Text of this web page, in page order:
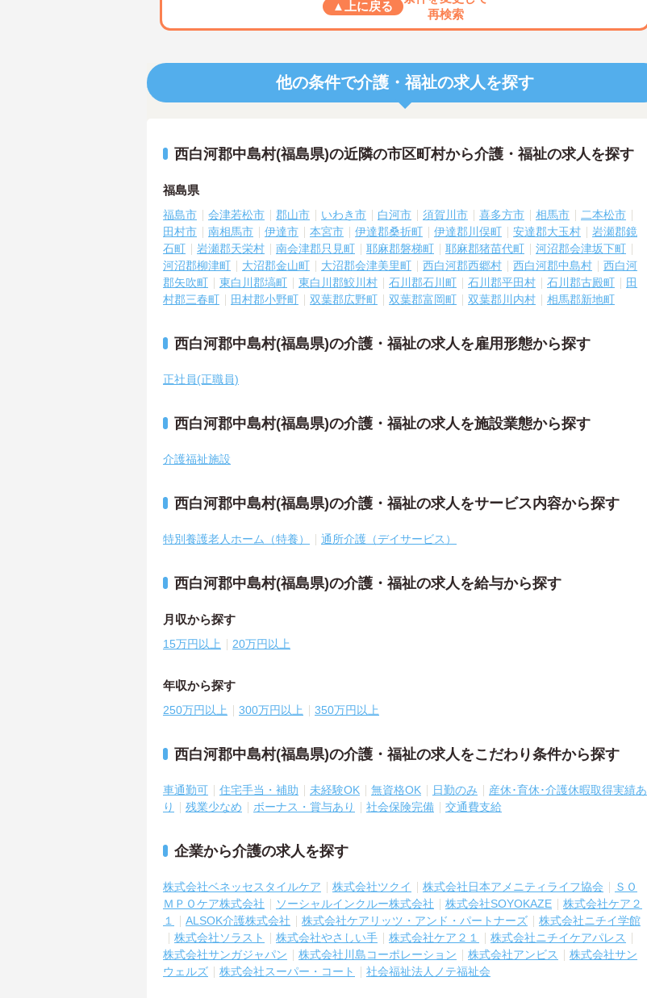
▲上に戻る
再検索
他の条件で介護・福祉の求人を探す
西白河郡中島村(福島県)の近隣の市区町村から介護・福祉の求人を探す
福島県
福島市 会津若松市 郡山市 いわき市 白河市 須賀川市 喜多方市 相馬市
二本松市
田村市
南相馬市 伊達市 本宮市 伊達郡桑折町 伊達郡川俣町 安達郡大玉村
岩瀬郡鏡
石町
岩瀬郡天栄村 南会津郡只見町 耶麻郡磐梯町 耶麻郡猪苗代町
河沼郡会津坂下町
河沼郡柳津町
大沼郡金山町 大沼郡会津美里町 西白河郡西郷村 西白河郡中島村
西白河
郡矢吹町
東白川郡塙町 東白川郡鮫川村 石川郡石川町 石川郡平田村 石川郡古殿町
田
村郡三春町
田村郡小野町 双葉郡広野町 双葉郡富岡町 双葉郡川内村 相馬郡新地町
西白河郡中島村(福島県)の介護・福祉の求人を雇用形態から探す
正社員(正職員)
西白河郡中島村(福島県)の介護・福祉の求人を施設業態から探す
介護福祉施設
西白河郡中島村(福島県)の介護・福祉の求人をサービス内容から探す
特別養護老人ホーム（特養） 通所介護（デイサービス）
西白河郡中島村(福島県)の介護・福祉の求人を給与から探す
月収から探す
15万円以上 20万円以上
年収から探す
250万円以上 300万円以上 350万円以上
西白河郡中島村(福島県)の介護・福祉の求人をこだわり条件から探す
車通勤可 住宅手当・補助 未経験OK 無資格OK 日勤のみ
産休･育休･介護休暇取得実績あ
り
残業少なめ ボーナス・賞与あり 社会保険完備 交通費支給
企業から介護の求人を探す
株式会社ベネッセスタイルケア 株式会社ツクイ 株式会社日本アメニティライフ協会
ＳＯ
ＭＰＯケア株式会社
ソーシャルインクルー株式会社 株式会社SOYOKAZE
株式会社ケア２
１
ALSOK介護株式会社 株式会社ケアリッツ・アンド・パートナーズ
株式会社ニチイ学館
株式会社ソラスト
株式会社やさしい手 株式会社ケア２１
株式会社ニチイケアパレス
株式会社サンガジャパン
株式会社川島コーポレーション 株式会社アンビス
株式会社サン
ウェルズ
株式会社スーパー・コート 社会福祉法人ノテ福祉会